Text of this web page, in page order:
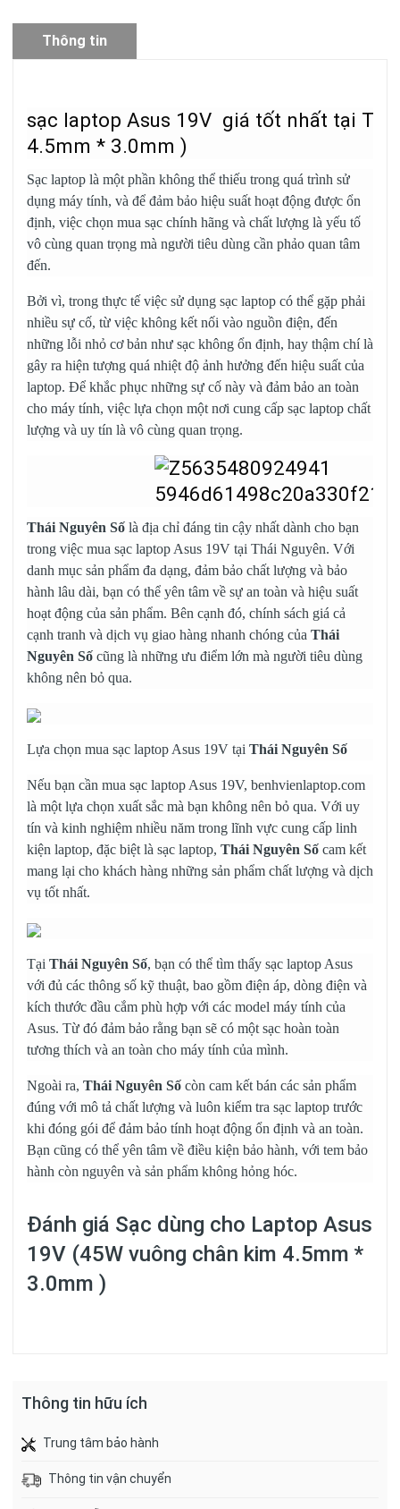
Thông tin
sạc laptop Asus 19V giá tốt nhất tại
4.5mm * 3.0mm )
Sạc laptop là một phần không thể thiếu trong quá trình sử
dụng máy tính, và để đảm bảo hiệu suất hoạt động được ổn
định, việc chọn mua sạc chính hãng và chất lượng là yếu tố
vô cùng quan trọng mà người tiêu dùng cần phảo quan tâm
đến.
Bởi vì, trong thực tế việc sử dụng sạc laptop có thể gặp phải
nhiều sự cố, từ việc không kết nối vào nguồn điện, đến
những lỗi nhỏ cơ bản như sạc không ổn định, hay thậm chí là
gây ra hiện tượng quá nhiệt độ ảnh hưởng đến hiệu suất của
laptop. Để khắc phục những sự cố này và đảm bảo an toàn
cho máy tính, việc lựa chọn một nơi cung cấp sạc laptop chất
lượng và uy tín là vô cùng quan trọng.
Thái Nguyên Số là địa chỉ đáng tin cậy nhất dành cho bạn
trong việc mua sạc laptop Asus 19V tại Thái Nguyên. Với
danh mục sản phẩm đa dạng, đảm bảo chất lượng và bảo
hành lâu dài, bạn có thể yên tâm về sự an toàn và hiệu suất
hoạt động của sản phẩm. Bên cạnh đó, chính sách giá cả
cạnh tranh và dịch vụ giao hàng nhanh chóng của Thái
Nguyên Số cũng là những ưu điểm lớn mà người tiêu dùng
không nên bỏ qua.
Lựa chọn mua sạc laptop Asus 19V tại Thái Nguyên Số
Nếu bạn cần mua sạc laptop Asus 19V, benhvienlaptop.com
là một lựa chọn xuất sắc mà bạn không nên bỏ qua. Với uy
tín và kinh nghiệm nhiều năm trong lĩnh vực cung cấp linh
kiện laptop, đặc biệt là sạc laptop, Thái Nguyên Số cam kết
mang lại cho khách hàng những sản phẩm chất lượng và dịch
vụ tốt nhất.
Tại Thái Nguyên Số, bạn có thể tìm thấy sạc laptop Asus
với đủ các thông số kỹ thuật, bao gồm điện áp, dòng điện và
kích thước đầu cắm phù hợp với các model máy tính của
Asus. Từ đó đảm bảo rằng bạn sẽ có một sạc hoàn toàn
tương thích và an toàn cho máy tính của mình.
Ngoài ra, Thái Nguyên Số còn cam kết bán các sản phẩm
đúng với mô tả chất lượng và luôn kiểm tra sạc laptop trước
khi đóng gói để đảm bảo tính hoạt động ổn định và an toàn.
Bạn cũng có thể yên tâm về điều kiện bảo hành, với tem bảo
hành còn nguyên và sản phẩm không hỏng hóc.
Đánh giá Sạc dùng cho Laptop Asus
19V (45W vuông chân kim 4.5mm *
3.0mm )
Thông tin hữu ích
Trung tâm bảo hành
Thông tin vận chuyển